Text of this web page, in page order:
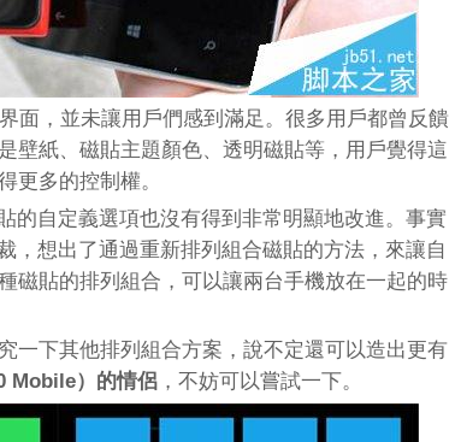
面，並未讓用戶們感到滿足。很多用戶都曾反饋
壁紙、磁貼主題顏色、透明磁貼等，用戶覺得這
更多的控制權。
的自定義選項也沒有得到非常明顯地改進。事實
，想出了通過重新排列組合磁貼的方法，來讓自
磁貼的排列組合，可以讓兩台手機放在一起的時
一下其他排列組合方案，說不定還可以造出更有
Mobile）的情侶 ，不妨可以嘗試一下。